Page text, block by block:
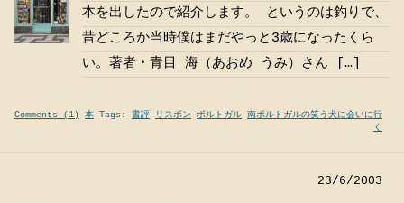
本を出したので紹介します。 というのは釣りで、
昔どころか当時僕はまだやっと3歳になったくら
い。著者・青目 海（あおめ うみ）さん […]
Comments (1) 本 Tags: 書評 リスボン ポルトガル 南ポルトガルの笑う犬に会いに行
く
23/6/2003